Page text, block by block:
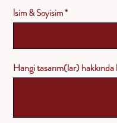
İsim & Soyisim
Hangi tasarım(lar)